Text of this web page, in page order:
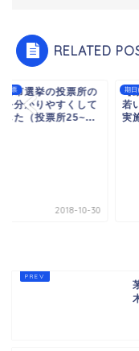
RELATED
投票
崎市選挙の投票所の
を分かりやすくして
した（投票所25~...
2018-10-30
期日
【
若
実